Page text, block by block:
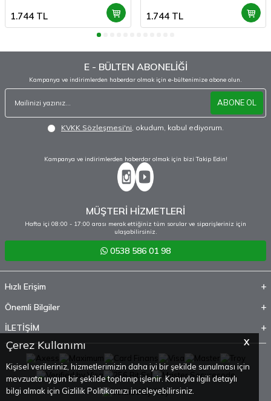
X
Çerez Kullanımı
Kişisel verileriniz, hizmetlerimizin daha iyi bir şekilde sunulması için
mevzuata uygun bir şekilde toplanıp işlenir. Konuyla ilgili detaylı
bilgi almak için Gizlilik Politikamızı inceleyebilirsiniz.
1.744 TL 1.744TL
E - BÜLTEN ABONELİĞİ
Kampanya ve indirimlerden haberdar olmak için e-bültenimize abone olun.
ABONE OL
KVKK Sözleşmesi'ni , okudum, kabul ediyorum.
Kampanya ve indirimlerden haberdar olmak için bizi Takip Edin!
MÜŞTERİ HİZMETLERİ
Hafta içi 08:00 - 17:00 arası merak ettiğiniz tüm sorular ve siparişleriniz için
ulaşabilirsiniz.
0538 586 01 98
Hızlı Erişim
Önemli Bilgiler
İLETİŞİM